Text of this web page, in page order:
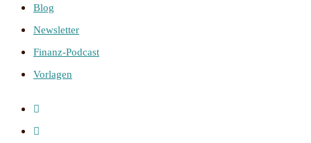
Blog
Newsletter
Finanz-Podcast
Vorlagen